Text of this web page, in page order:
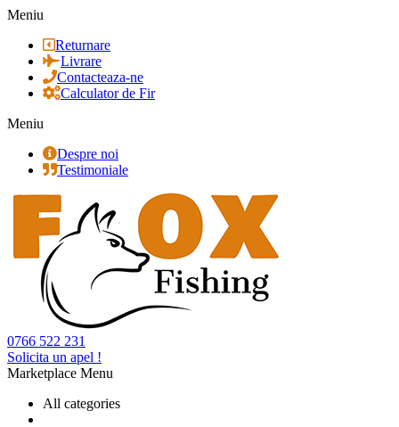
Meniu
Returnare
Livrare
Contacteaza-ne
Calculator de Fir
Meniu
Despre noi
Testimoniale
0766 522 231
Solicita un apel !
Marketplace Menu
All categories